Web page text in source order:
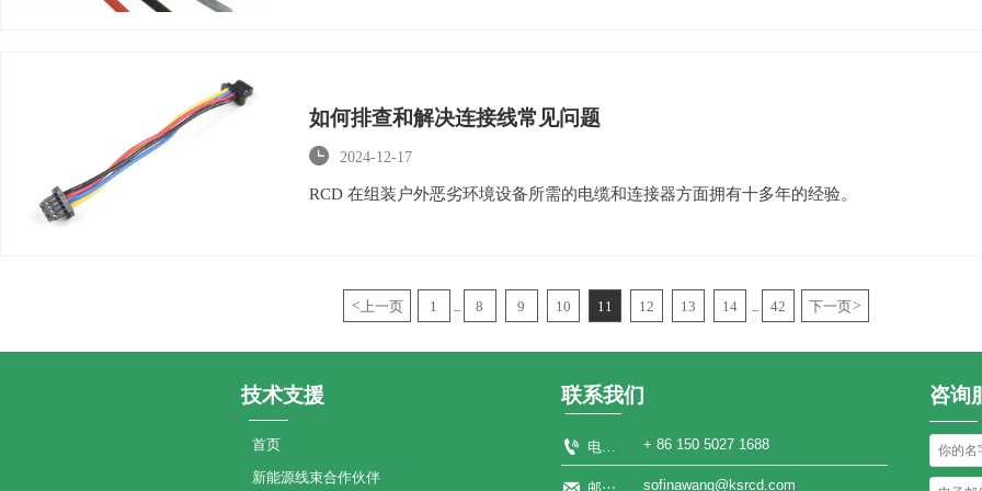
如何排查和解决连接线常见问题
 2024-12-17
RCD 在组装户外恶劣环境设备所需的电缆和连接器方面拥有十多年的经验。
<上一页 1 ... 8 9 10 11 12 13 14 ... 42 下一页>
技术支援
首页
新能源线束合作伙伴
联系我们
 电话： + 86 150 5027 1688
邮箱： sofinawang@ksrcd.com
咨询